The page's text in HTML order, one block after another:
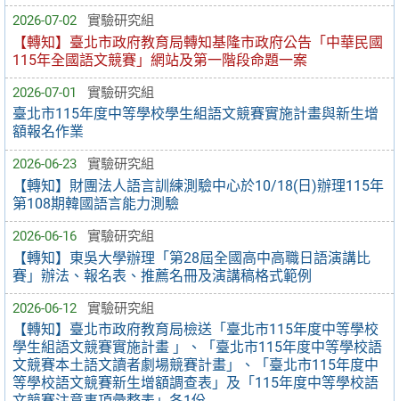
2026-07-02 實驗研究組
【轉知】臺北市政府教育局轉知基隆市政府公告「中華民國
115年全國語文競賽」網站及第一階段命題一案
2026-07-01 實驗研究組
臺北市115年度中等學校學生組語文競賽實施計畫與新生增
額報名作業
2026-06-23 實驗研究組
【轉知】財團法人語言訓練測驗中心於10/18(日)辦理115年
第108期韓國語言能力測驗
2026-06-16 實驗研究組
【轉知】東吳大學辦理「第28屆全國高中高職日語演講比
賽」辦法、報名表、推薦名冊及演講稿格式範例
2026-06-12 實驗研究組
【轉知】臺北市政府教育局檢送「臺北市115年度中等學校
學生組語文競賽實施計畫 」、「臺北市115年度中等學校語
文競賽本土語文讀者劇場競賽計畫」、「臺北市115年度中
等學校語文競賽新生增額調查表」及「115年度中等學校語